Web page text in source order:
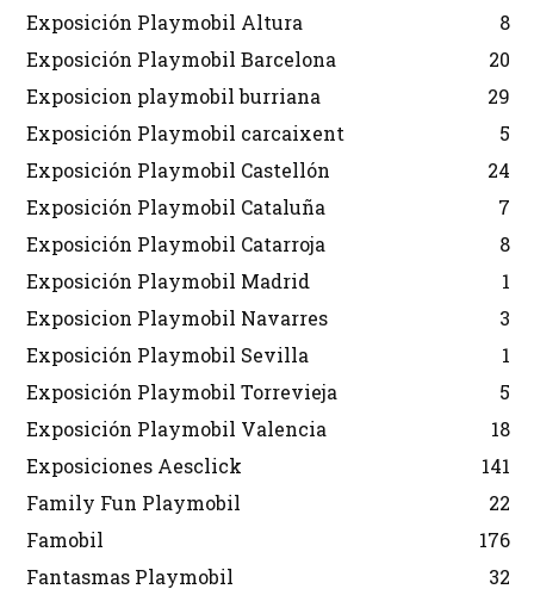
Exposición Playmobil Altura
8
Exposición Playmobil Barcelona
20
Exposicion playmobil burriana
29
Exposición Playmobil carcaixent
5
Exposición Playmobil Castellón
24
Exposición Playmobil Cataluña
7
Exposición Playmobil Catarroja
8
Exposición Playmobil Madrid
1
Exposicion Playmobil Navarres
3
Exposición Playmobil Sevilla
1
Exposición Playmobil Torrevieja
5
Exposición Playmobil Valencia
18
Exposiciones Aesclick
141
Family Fun Playmobil
22
Famobil
176
Fantasmas Playmobil
32